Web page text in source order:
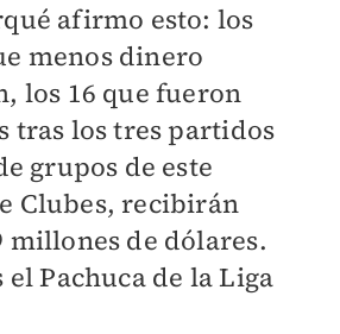
afirmo esto: los
menos dinero
los 16 que fueron
tras los tres partidos
grupos de este
Clubes, recibirán
millones de dólares.
Pachuca de la Liga